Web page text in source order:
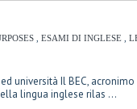
ESAMI DI INGLESE
università Il BEC,
lingua inglese rilas ...